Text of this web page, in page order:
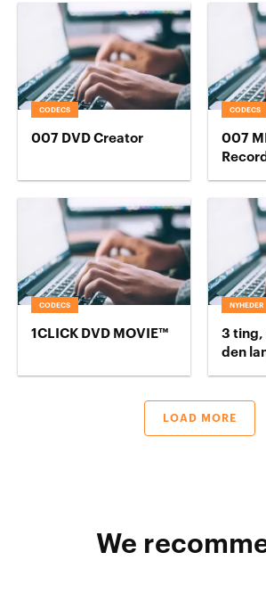
CODECS
007 DVD Creator
CODECS
007
CODECS
1CLICK DVD MOVIE™
NYHEDER
3 ting,
den
LOAD MORE
We